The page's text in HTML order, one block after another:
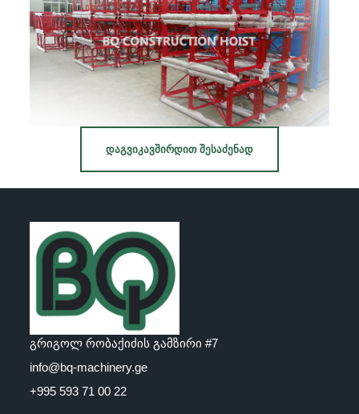
ᲓᲐᲒᲕᲘᲙᲐᲕᲨᲘᲠᲓᲘᲗ ᲨᲔᲡᲐᲫᲔᲜᲐᲓ
გრიგოლ რობაქიძის გამზირი #7
info@bq-machinery.ge
+995 593 71 00 22